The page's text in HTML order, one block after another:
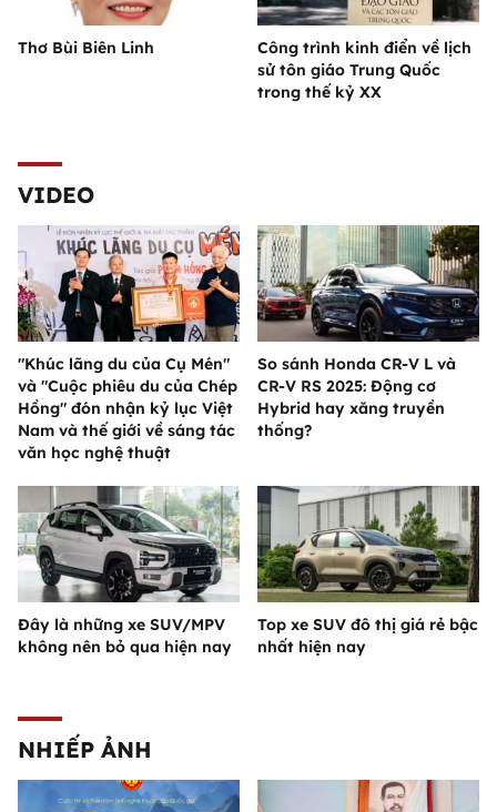
Thơ Bùi Biên Linh
Công trình kinh điển về lịch
sử tôn giáo Trung Quốc
trong thế kỷ XX
VIDEO
"Khúc lãng du của Cụ Mén"
và "Cuộc phiêu du của Chép
Hồng" đón nhận kỷ lục Việt
Nam và thế giới về sáng tác
văn học nghệ thuật
So sánh Honda CR-V L và
CR-V RS 2025: Động cơ
Hybrid hay xăng truyền
thống?
Đây là những xe SUV/MPV
không nên bỏ qua hiện nay
Top xe SUV đô thị giá rẻ bậc
nhất hiện nay
NHIẾP ẢNH